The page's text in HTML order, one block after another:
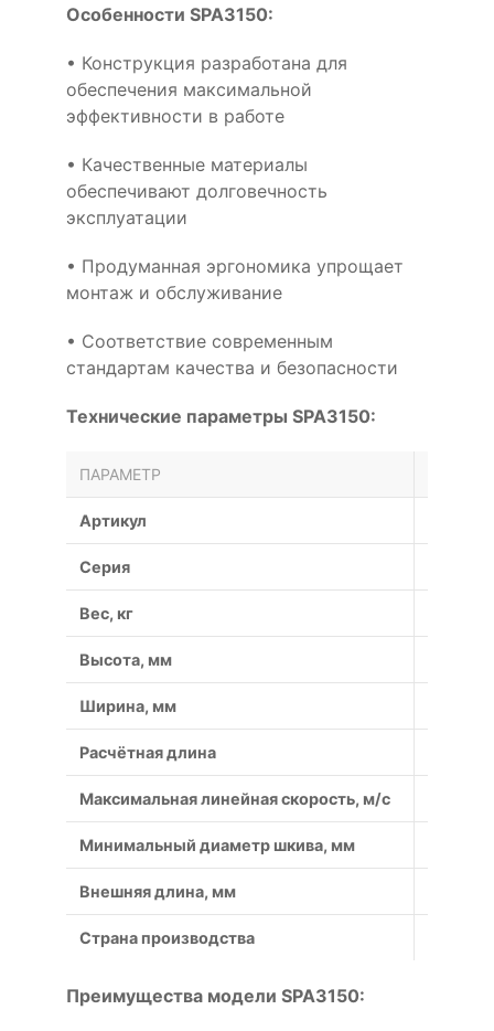
Особенности SPA3150:
• Конструкция разработана для
обеспечения максимальной
эффективности в работе
• Качественные материалы
обеспечивают долговечность
эксплуатации
• Продуманная эргономика упрощает
монтаж и обслуживание
• Соответствие современным
стандартам качества и безопасности
Технические параметры SPA3150:
ПАРАМЕТР
Артикул
Серия
Вес, кг
Высота, мм
Ширина, мм
Расчётная длина
Максимальная линейная скорость, м/с
Минимальный диаметр шкива, мм
Внешняя длина, мм
Страна производства
Преимущества модели SPA3150: